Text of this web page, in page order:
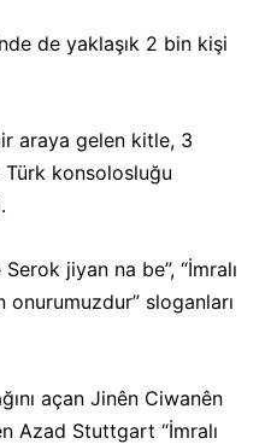
de yaklaşık 2 bin kişi
araya gelen kitle, 3
konsolosluğu
Serok jiyan na be”, “İmralı
onurumuzdur” sloganları
açan Jinên Ciwanên
Azad Stuttgart “İmralı